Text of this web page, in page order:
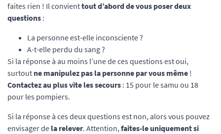
faites rien ! Il convienttout d’abord de vous poser deux
questions :
La personne est-elle inconsciente ?
A-t-elle perdu du sang ?
Si la réponse à au moins l’une de ces questions est oui,
surtout ne manipulez pas la personne par vous même !
Contactez au plus vite les secours : 15 pour le samu ou 18
pour les pompiers.
Si la réponse à ces deux questions est non, alors vous pouvez
envisager de la relever. Attention,faites-le uniquement si